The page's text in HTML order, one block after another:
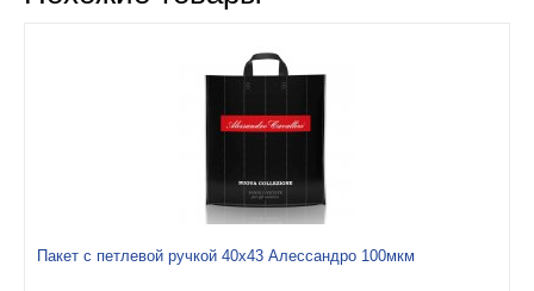
Пакет с петлевой ручкой 40x43 Алессандро 100мкм